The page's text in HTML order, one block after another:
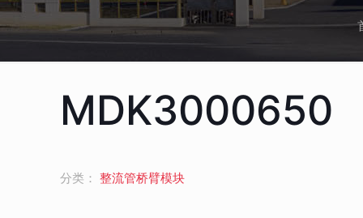
MDK3000650
分类： 整流管桥臂模块